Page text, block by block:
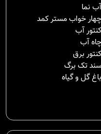
آب نما
چهار خواب مستر کمد
کنتور آب
چاه آب
کنتور برق
سند تک برگ
باغ گل و گیاه